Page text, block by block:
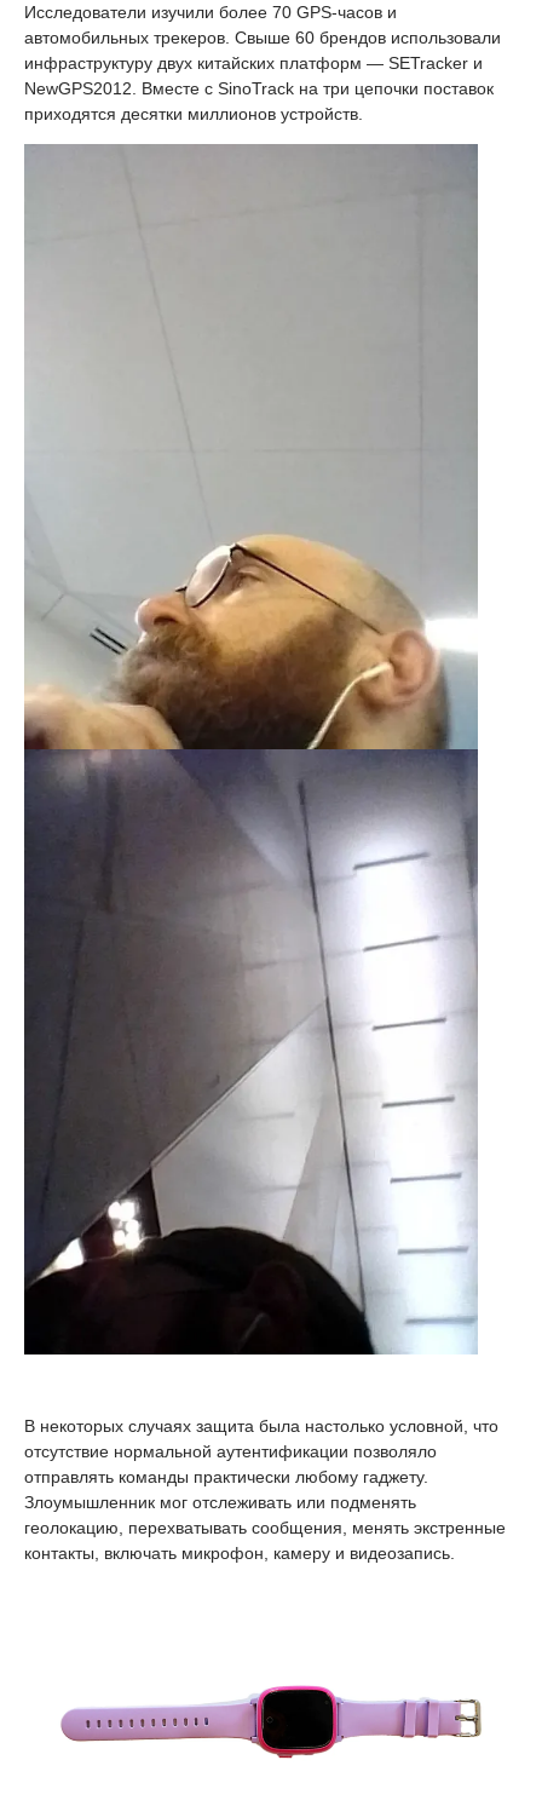
Исследователи изучили более 70 GPS-часов и
автомобильных трекеров. Свыше 60 брендов использовали
инфраструктуру двух китайских платформ — SETracker и
NewGPS2012. Вместе с SinoTrack на три цепочки поставок
приходятся десятки миллионов устройств.
В некоторых случаях защита была настолько условной, что
отсутствие нормальной аутентификации позволяло
отправлять команды практически любому гаджету.
Злоумышленник мог отслеживать или подменять
геолокацию, перехватывать сообщения, менять экстренные
контакты, включать микрофон, камеру и видеозапись.